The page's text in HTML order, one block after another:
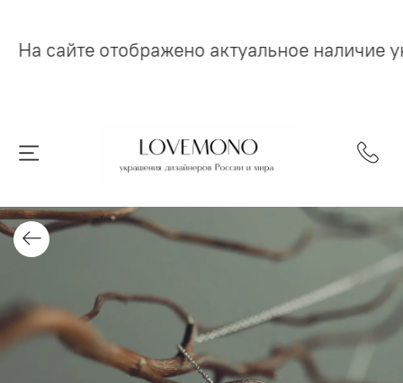
На сайте отображено актуальное наличие